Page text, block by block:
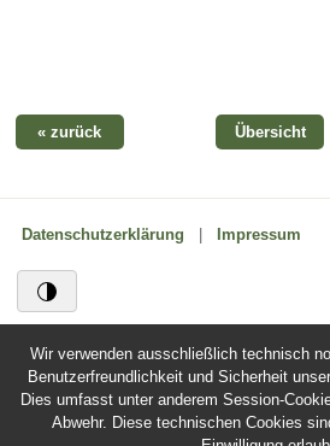
« zurück Übersicht
Datenschutzerklärung Impressum
Wir verwenden ausschließlich technisch
Benutzerfreundlichkeit und Sicherheit
Dies umfasst unter anderem Session-
Abwehr. Diese technischen Cookies